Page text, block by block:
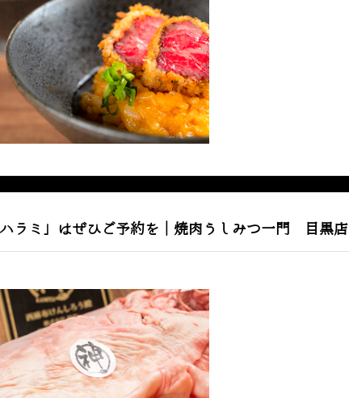
ラミ」はぜひご予約を｜焼肉うしみつ一門 目黒店